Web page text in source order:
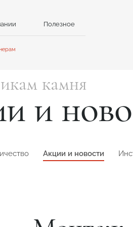
Кварцевый камень
Noblle Quartz
Полезное
дизайнер
камня
и
Акции и новости